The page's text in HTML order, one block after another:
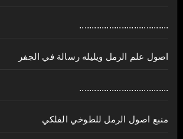
....................................
اصول علم الرمل ويليله رسالة في الجفر
....................................
منبع اصول الرمل للطوخي الفلكي